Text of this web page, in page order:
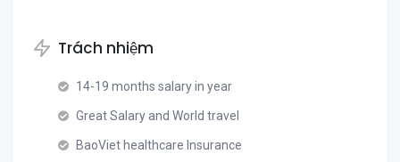
Trách nhiệm
14-19 months salary in year
Great Salary and World travel
BaoViet healthcare Insurance